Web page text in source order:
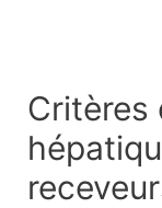
Critères